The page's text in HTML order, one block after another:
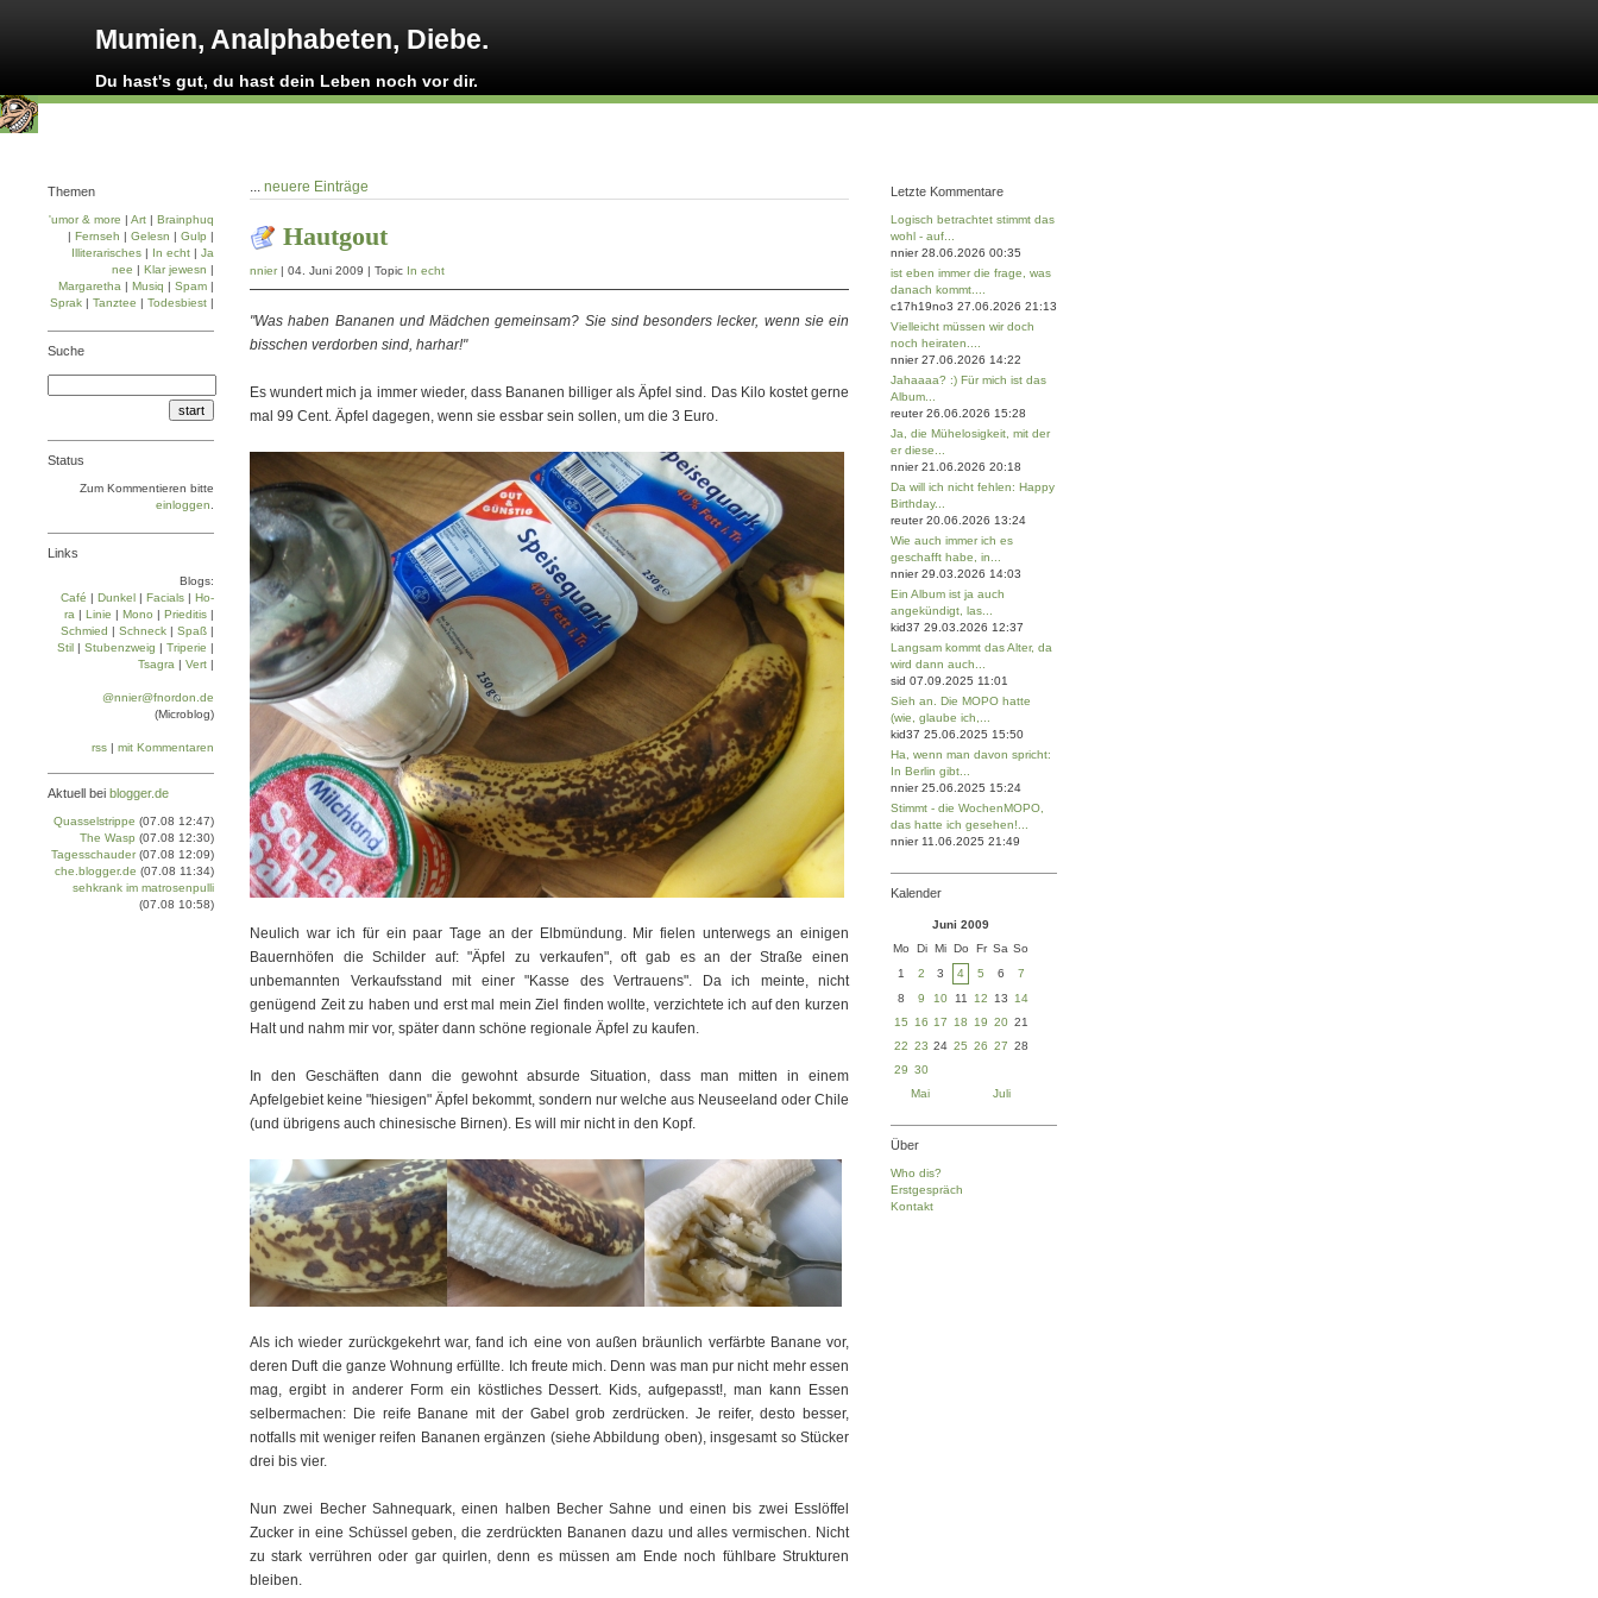
Mumien, Analphabeten, Diebe.
Du hast's gut, du hast dein Leben noch vor dir.
... neuere Einträge
Hautgout
nnier| 04. Juni 2009 | Topic In echt
"Was haben Bananen und Mädchen gemeinsam? Sie sind besonders lecker, wenn sie ein
bisschen verdorben sind, harhar!"
Es wundert mich ja immer wieder, dass Bananen billiger als Äpfel sind. Das Kilo kostet gerne
mal 99 Cent. Äpfel dagegen, wenn sie essbar sein sollen, um die 3 Euro.
Neulich war ich für ein paar Tage an der Elbmündung. Mir fielen unterwegs an einigen
Bauernhöfen die Schilder auf: "Äpfel zu verkaufen", oft gab es an der Straße einen
unbemannten Verkaufsstand mit einer "Kasse des Vertrauens". Da ich meinte, nicht
genügend Zeit zu haben und erst mal mein Ziel finden wollte, verzichtete ich auf den kurzen
Halt und nahm mir vor, später dann schöne regionale Äpfel zu kaufen.
In den Geschäften dann die gewohnt absurde Situation, dass man mitten in einem
Apfelgebiet keine "hiesigen" Äpfel bekommt, sondern nur welche aus Neuseeland oder Chile
(und übrigens auch chinesische Birnen). Es will mir nicht in den Kopf.
Als ich wieder zurückgekehrt war, fand ich eine von außen bräunlich verfärbte Banane vor,
deren Duft die ganze Wohnung erfüllte. Ich freute mich. Denn was man pur nicht mehr essen
mag, ergibt in anderer Form ein köstliches Dessert. Kids, aufgepasst!, man kann Essen
selbermachen: Die reife Banane mit der Gabel grob zerdrücken. Je reifer, desto besser,
notfalls mit weniger reifen Bananen ergänzen (siehe Abbildung oben), insgesamt so Stücker
drei bis vier.
Nun zwei Becher Sahnequark, einen halben Becher Sahne und einen bis zwei Esslöffel
Zucker in eine Schüssel geben, die zerdrückten Bananen dazu und alles vermischen. Nicht
zu stark verrühren oder gar quirlen, denn es müssen am Ende noch fühlbare Strukturen
bleiben.
Themen
'umor & more | Art | Brainphuq
| Fernseh | Gelesn | Gulp |
Illiterarisches | In echt | Ja
nee | Klar jewesn |
Margaretha | Musiq | Spam |
Sprak | Tanztee | Todesbiest |
Suche
Status
Zum Kommentieren bitte
einloggen
Links
Blogs:
Café | Dun­kel | Facials | Ho­
ra | Linie | Mo­no | Prie­di­tis |
Schmied | Schneck | Spaß |
Stil | Stu­ben­zweig | Tri­pe­rie |
Tsa­gra | Vert |
@nnier@fnordon.de
(Microblog)
rss | mit Kommentaren
Aktuell bei blogger.de
Quasselstrippe (07.08 12:47)
The Wasp (07.08 12:30)
Tagesschauder (07.08 12:09)
che.blogger.de (07.08 11:34)
sehkrank im matrosenpulli
(07.08 10:58)
Letzte Kommentare
Logisch betrachtet stimmt das
wohl - auf...
nnier 28.06.2026 00:35
ist eben immer die frage, was
danach kommt....
c17h19no3 27.06.2026 21:13
Vielleicht müssen wir doch
noch heiraten....
nnier 27.06.2026 14:22
Jahaaaa? :) Für mich ist das
Album...
reuter 26.06.2026 15:28
Ja, die Mühelosigkeit, mit der
er diese...
nnier 21.06.2026 20:18
Da will ich nicht fehlen: Happy
Birthday...
reuter 20.06.2026 13:24
Wie auch immer ich es
geschafft habe, in...
nnier 29.03.2026 14:03
Ein Album ist ja auch
angekündigt, las...
kid37 29.03.2026 12:37
Langsam kommt das Alter, da
wird dann auch...
sid 07.09.2025 11:01
Sieh an. Die MOPO hatte
(wie, glaube ich,...
kid37 25.06.2025 15:50
Ha, wenn man davon spricht:
In Berlin gibt...
nnier 25.06.2025 15:24
Stimmt - die WochenMOPO,
das hatte ich gesehen!...
nnier 11.06.2025 21:49
Kalender
Juni 2009
Mo
Di Mi Do Fr Sa So
1
2 3 4 5 6
7
8
9 10 11 12 13
14
15
16 17 18 19 20 21
22 23 24 25 26 27 28
29 30
Mai
Juli
Über
Who dis?
Erstgespräch
Kontakt